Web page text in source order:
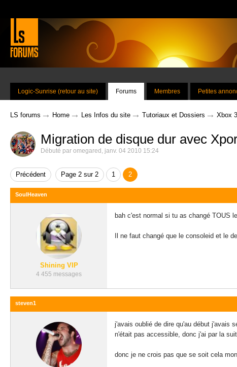
Logic-Sunrise (retour au site) Forums Membres Petites
LS forums → Home → Les Infos du site → Tutoriaux et Dossiers → Xbox
Migration de disque dur avec
Débuté par omegared , janv. 04 2010 15:24
Précédent Page 2 sur 2 1 2
SoulHeaven
Shining VIP
4 455 messages
bah c'est normal si tu as changé TOUS
Il ne faut changé que le consoleid et le
steven1
j'avais oublié de dire qu'au début j'avais
n'était pas accessible, donc j'ai par la
donc je ne crois pas que se soit cela